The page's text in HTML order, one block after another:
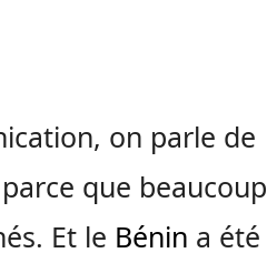
on parle de
que beaucoup
Et le Bénin a été